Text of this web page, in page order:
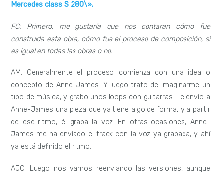
Mercedes class S 280\».
FC: Primero, me gustaría que nos contaran cómo fue
construida esta obra, cómo fue el proceso de composición, si
es igual en todas las obras o no.
AM: Generalmente el proceso comienza con una idea o
concepto de Anne-James. Y luego trato de imaginarme un
tipo de música, y grabo unos loops con guitarras. Le envío a
Anne-James una pieza que ya tiene algo de forma, y a partir
de ese ritmo, él graba la voz. En otras ocasiones, Anne-
James me ha enviado el track con la voz ya grabada, y ahí
ya está definido el ritmo.
AJC: Luego nos vamos reenviando las versiones, aunque